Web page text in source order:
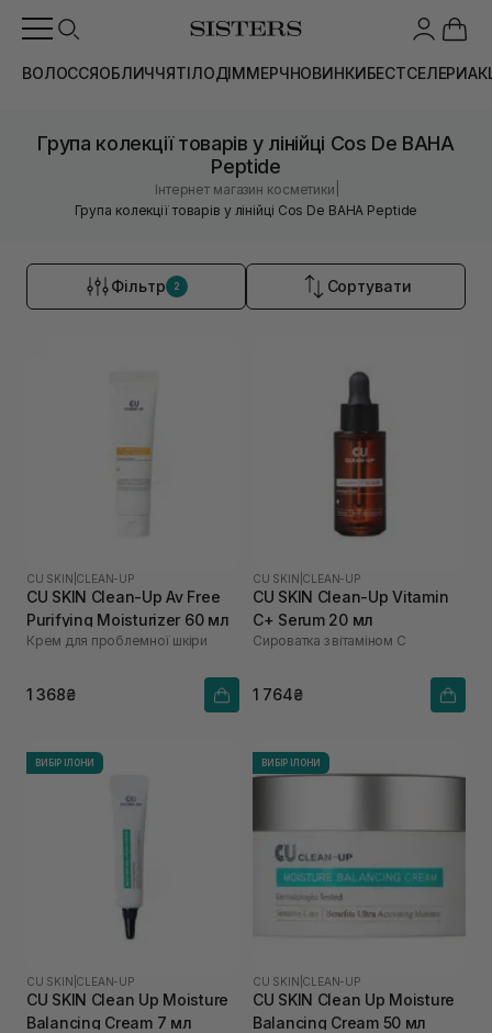
ВОЛОССЯОБЛИЧЧЯТІЛОДІММЕРЧНОВИНКИБЕСТСЕЛЕРИ
Група колекції товарів у лінійці Cos De BAHA
Peptide
Інтернет магазин косметики
Група колекції товарів у лінійці Cos De BAHA Peptide
Фільтр 2 Сортувати
CU SKIN CLEAN-UP
CU SKIN Clean-Up Av Free
Purifying Moisturizer 60 мл
Крем для проблемної шкіри
1 368₴
CU SKIN CLEAN-UP
CU SKIN Clean-Up Vitamin
C+ Serum 20 мл
Сироватка з вітаміном С
1 764₴
ВИБІР ІЛОНИ
CU SKIN CLEAN-UP
CU SKIN Clean Up Moisture
Balancing Cream 7 мл
ВИБІР ІЛОНИ
CU SKIN CLEAN-UP
CU SKIN Clean Up Moisture
Balancing Cream 50 мл